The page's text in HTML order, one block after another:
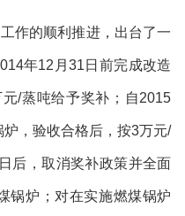
作的顺利推进，出台了一
年12 月31 日前完成改造
元/蒸吨给予奖补；自2015
炉，验收合格后，按3万元/
日后，取消奖补政策并全面
锅炉；对在实施燃煤锅炉